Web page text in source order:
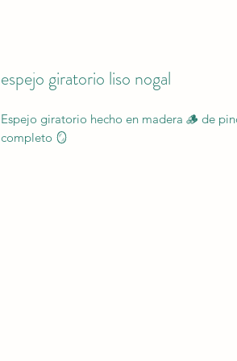
espejo giratorio liso nogal
Espejo giratorio hecho en madera 🪵 de
completo 🪞